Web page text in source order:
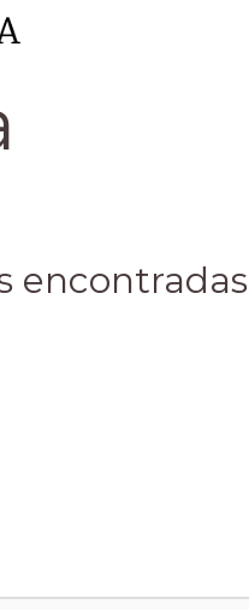
encontradas